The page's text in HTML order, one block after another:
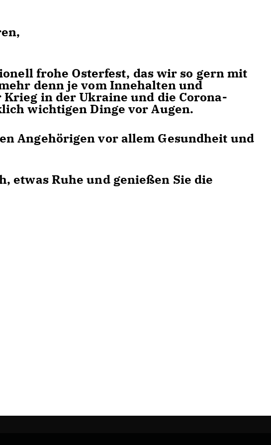
frohe Osterfest, das wir so gern mit
denn je vom Innehalten und
in der Ukraine und die Corona-
wichtigen Dinge vor Augen.
Angehörigen vor allem Gesundheit und
etwas Ruhe und genießen Sie die